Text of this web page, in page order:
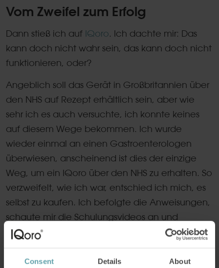
Consent Details About
Vom Zweifel zum Erfolg
Dann stieß ich auf IQoro. Ich dachte mir: Das
kann doch nicht wahr sein, das kann doch nicht
funktionieren, oder?
Angeblich soll das Gerät in Großbritannien über
den NHS auf Rezept erhältlich sein, aber wie
sehr ich es auch versuchte, ich konnte keines
auf diesem Wege bekommen. Ich wurde
wieder einmal an einen Gastroenterologen
überwiesen, anscheinend ist dies der einzige
Weg, um ein IQoro über den NHS zu erhalten. So
verzweifelt, wie ich war, entschied ich mich, es
selbst zu kaufen. Ich befolgte die Anweisungen,
schaute mir die Schulungsvideos an und
begann, IQoro dreimal täglich zu benutzen.